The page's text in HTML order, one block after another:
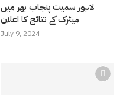
لاہور سمیت پنجاب بھر میں
میٹرک کے نتائج کا اعلان
July 9, 2024